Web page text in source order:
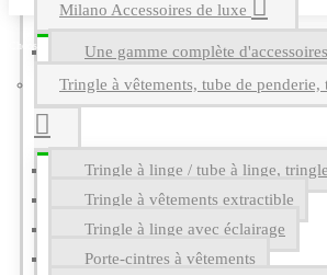
Milano Accessoires de luxe
Une gamme complète
Tringle à vêtements, tube de penderie,
Tringle à linge / tube à linge,
Tringle à vêtements extractible
Tringle à linge avec éclairage
Porte-cintres à vêtements